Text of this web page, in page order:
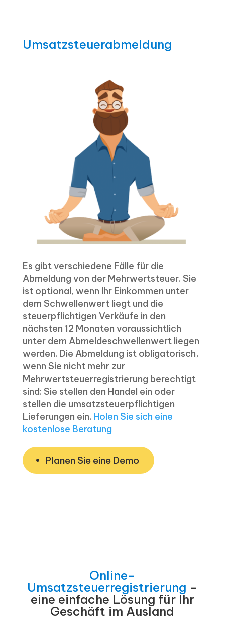
Umsatzsteuerabmeldung
Es gibt verschiedene Fälle für die
Abmeldung von der Mehrwertsteuer. Sie
ist optional, wenn Ihr Einkommen unter
dem Schwellenwert liegt und die
steuerpflichtigen Verkäufe in den
nächsten 12 Monaten voraussichtlich
unter dem Abmeldeschwellenwert liegen
werden. Die Abmeldung ist obligatorisch,
wenn Sie nicht mehr zur
Mehrwertsteuerregistrierung berechtigt
sind: Sie stellen den Handel ein oder
stellen die umsatzsteuerpflichtigen
Lieferungen ein. Holen Sie sich eine
kostenlose Beratung
Planen Sie eine Demo
Online-
Umsatzsteuerregistrierung –
eine einfache Lösung für Ihr
Geschäft im Ausland